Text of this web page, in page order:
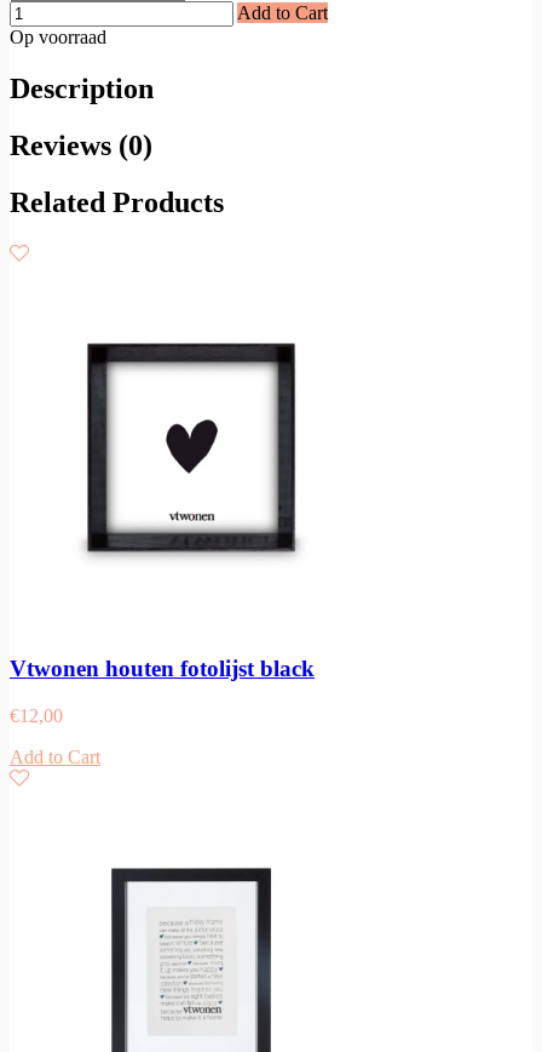
Add to Cart
Op voorraad
Description
Reviews (0)
Related Products
Vtwonen houten fotolijst black
€12,00
Add to Cart